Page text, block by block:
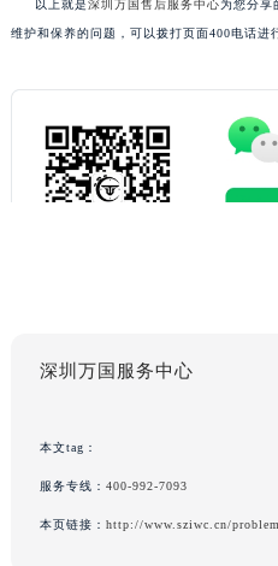
以上就是深圳万国售后服务中心为您分享
维护和保养的问题，可以拨打页面400电话进
深圳万国服务中心
本文tag：
服务专线： 400-992-7093
本页链接： http://www.sziwc.cn/